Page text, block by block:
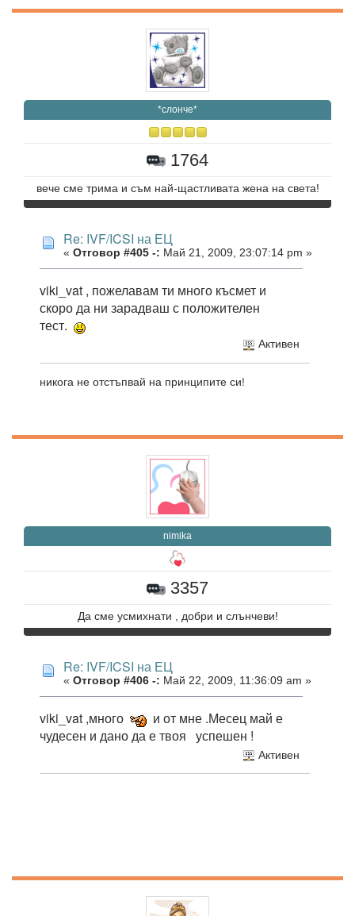
*слонче*
1764
вече сме трима и съм най-щастливата жена на света!
Re: IVF/ICSI на ЕЦ
« Отговор #405 -: Май 21, 2009, 23:07:14 pm »
viki_vat , пожелавам ти много късмет и
скоро да ни зарадваш с положителен
тест.
Активен
никога не отстъпвай на принципите си!
nimika
3357
Да сме усмихнати , добри и слънчеви!
Re: IVF/ICSI на ЕЦ
« Отговор #406 -: Май 22, 2009, 11:36:09 am »
viki_vat ,много
и от мне .Месец май е
чудесен и дано да е твоя успешен !
Активен